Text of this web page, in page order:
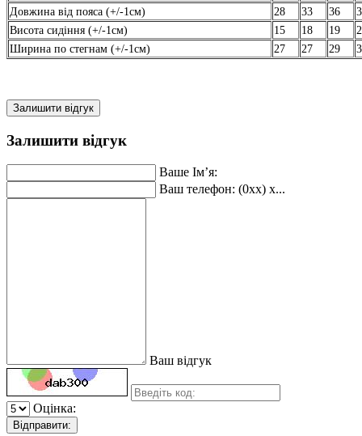
Довжина від пояса (+/-1см)
28 33 36
Висота сидіння (+/-1см)
15 18 19
Ширина по стегнам (+/-1см)
27 27 29
Залишити відгук
Залишити відгук
Ваше Ім’я:
Ваш телефон: (0xx) x...
Ваш відгук
Оцінка:
Відправити: